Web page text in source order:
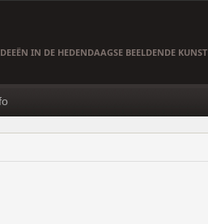
IN DE HEDENDAAGSE BEELDENDE KUNST